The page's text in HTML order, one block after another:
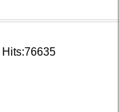
Hits:76635